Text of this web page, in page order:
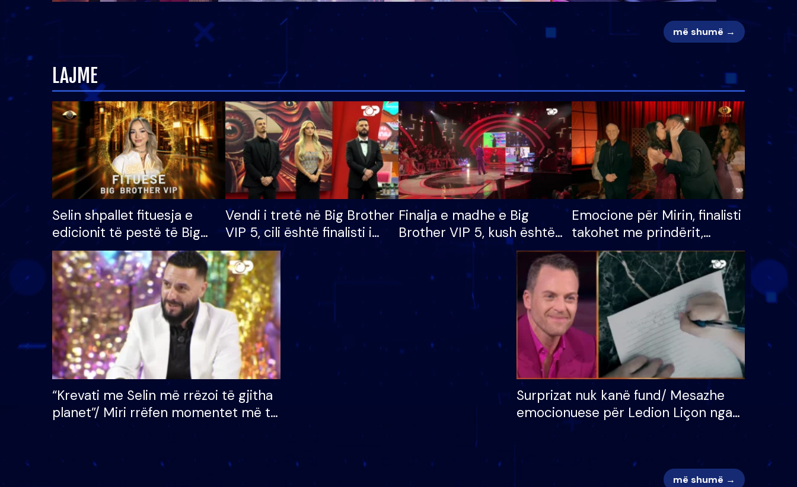
më shumë →
LAJME
Selin shpallet fituesja e
edicionit të pestë të Big
Brother VIP, rrëmben
çmimin e madh prej 100
mijë eurosh
Vendi i tretë në Big Brother
VIP 5, cili është finalisti i
radhës që lë shtëpinë
Finalja e madhe e Big
Brother VIP 5, kush është
banori i parë që lë shtëpinë
dhe humb mundësinë për
të fituar çmimin e madh
Emocione për Mirin, finalisti
takohet me prindërit,
vajzën dhe bashkëshorten:
S’kemi ndonjë letër divorci
apo jo?
“Krevati me Selin më rrëzoi të gjitha
planet”/ Miri rrëfen momentet më të
bukura në shtëpinë e BB VIP: Do më
Surprizat nuk kanë fund/ Mesazhe
emocionuese për Ledion Liçon nga
nëna dhe fëmijët e tij, moderatori
më shumë →